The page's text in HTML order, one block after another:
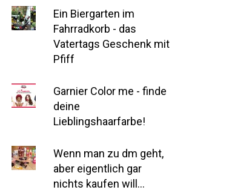
Ein Biergarten im
Fahrradkorb - das
Vatertags Geschenk mit
Pfiff
Garnier Color me - finde
deine
Lieblingshaarfarbe!
Wenn man zu dm geht,
aber eigentlich gar
nichts kaufen will...